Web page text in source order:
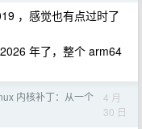
，感觉也有点过时了
年了，整个 arm64
内核补丁：从一个
4 月
30 日